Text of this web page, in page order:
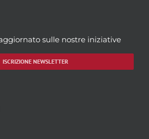
sulle nostre iniziative
ISCRIZIONE NEWSLETTER